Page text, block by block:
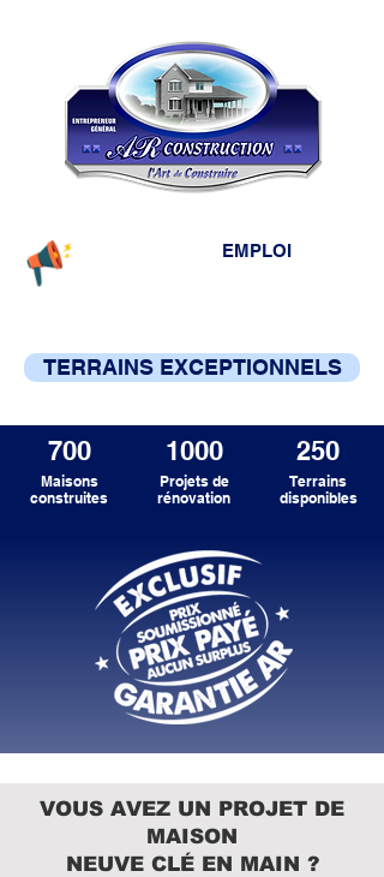
EMPLOI
TERRAINS EXCEPTIONNELS
700
Maisons
construites
1000
Projets de
rénovation
250
Terrains
disponibles
VOUS AVEZ UN PROJET DE
MAISON
NEUVE CLÉ EN MAIN ?